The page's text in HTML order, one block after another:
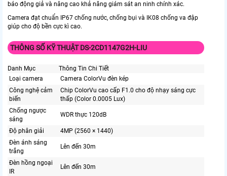
báo động giả và nâng cao khả năng giám sát an ninh chính xác.
Camera đạt chuẩn IP67 chống nước, chống bụi và IK08 chống va đập
giúp cho độ bền cực kì cao.
THÔNG SỐ KỸ THUẬT DS-2CD1147G2H-LIU
Danh Mục
Thông Tin Chi Tiết
Loại camera
Camera ColorVu đèn kép
Công nghệ cảm
biến
Chip ColorVu cao cấp F1.0 cho độ nhạy sáng cực
thấp (Color 0.0005 Lux)
Chống ngược
sáng
WDR thực 120dB
Độ phân giải
4MP (2560 × 1440)
Đèn ánh sáng
trắng
Lên đến 30m
Đèn hồng ngoại
IR
Lên đến 30m